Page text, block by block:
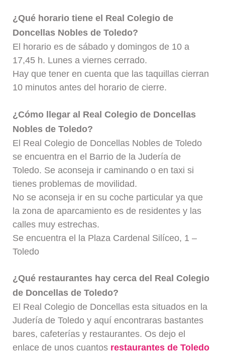
¿Qué horario tiene el Real Colegio de
Doncellas Nobles de Toledo?
El horario es de sábado y domingos de 10 a
17,45 h. Lunes a viernes cerrado.
Hay que tener en cuenta que las taquillas cierran
10 minutos antes del horario de cierre.
¿Cómo llegar al Real Colegio de Doncellas
Nobles de Toledo?
El Real Colegio de Doncellas Nobles de Toledo
se encuentra en el Barrio de la Judería de
Toledo. Se aconseja ir caminando o en taxi si
tienes problemas de movilidad.
No se aconseja ir en su coche particular ya que
la zona de aparcamiento es de residentes y las
calles muy estrechas.
Se encuentra el la Plaza Cardenal Silíceo, 1 –
Toledo
¿Qué restaurantes hay cerca del Real Colegio
de Doncellas de Toledo?
El Real Colegio de Doncellas esta situados en la
Judería de Toledo y aquí encontraras bastantes
bares, cafeterías y restaurantes. Os dejo el
enlace de unos cuantos restaurantes de Toledo